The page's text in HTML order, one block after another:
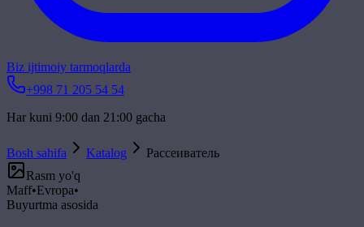
Biz ijtimoiy tarmoqlarda
+998 71 205 54 54
Har kuni 9:00 dan 21:00 gacha
Bosh sahifa Katalog
Рассеиватель
Rasm yo'q
Maff•Evropa•
Buyurtma asosida